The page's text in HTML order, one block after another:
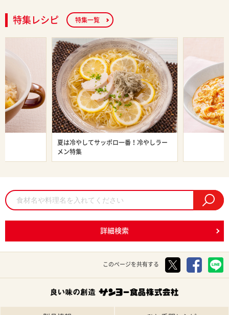
特集レシピ 特集一覧
夏は冷やしてサッポロ一番！冷やしラー
メン特集
詳細検索
このページを共有する